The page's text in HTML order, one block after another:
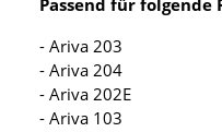
- Ariva 203
- Ariva 204
- Ariva 202E
- Ariva 103